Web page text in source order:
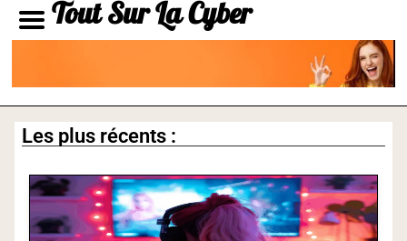
Tout Sur La Cyber
Les plus récents :